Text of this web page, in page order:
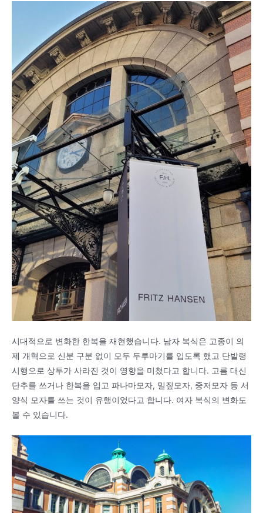
시대적으로 변화한 한복을 재현했습니다. 남자 복식은 고종이 의
제 개혁으로 신분 구분 없이 모두 두루마기를 입도록 했고 단발령
시행으로 상투가 사라진 것이 영향을 미쳤다고 합니다. 고름 대신
단추를 쓰거나 한복을 입고 파나마모자, 밀짚모자, 중저모자 등 서
양식 모자를 쓰는 것이 유행이었다고 합니다. 여자 복식의 변화도
볼 수 있습니다.